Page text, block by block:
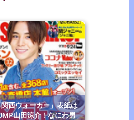
西ウォーカー」表紙は
山田涼介！なにわ男